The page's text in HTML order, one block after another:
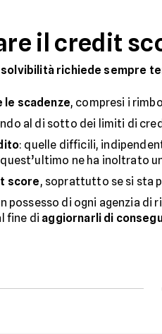
il credit
richiede sempre
le scadenze, compresi i
al di sotto dei limiti di
: quelle difficili,
ne ha inoltrato
score, soprattutto se si sta
possesso di ogni agenzia
fine di aggiornarli di